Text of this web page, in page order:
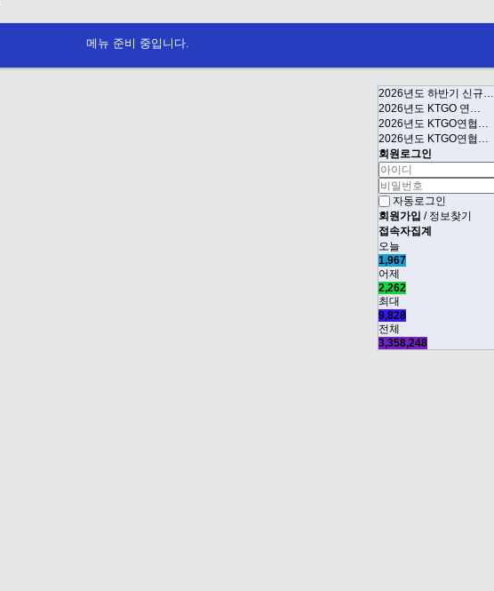
메뉴 준비 중입니다.
2026년도 하반기 신규…
2026년도 KTGO 연…
2026년도 KTGO연협…
2026년도 KTGO연협…
회원로그인
자동로그인
회원가입 / 정보찾기
접속자집계
오늘
1,967
어제
2,262
최대
9,828
전체
3,358,248